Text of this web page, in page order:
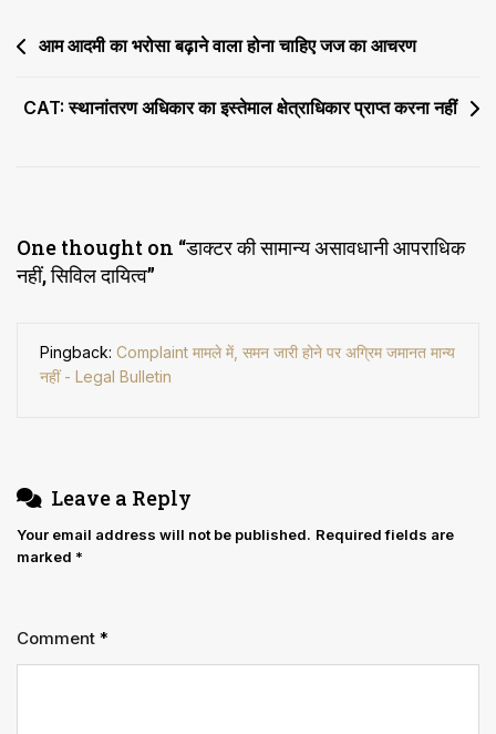
Postआम आदमी का भरोसा बढ़ाने वाला होना चाहिए जज का आचरण
CAT: स्थानांतरण अधिकार का इस्तेमाल क्षेत्राधिकार प्राप्त करना नहीं
One thought on “डाक्टर की सामान्य असावधानी आपराधिक
नहीं, सिविल दायित्व”
Pingback: Complaint मामले में, समन जारी होने पर अग्रिम जमानत मान्य
नहीं - Legal Bulletin
Leave a Reply
Your email address will not be published. Required fields are
marked *
Comment *